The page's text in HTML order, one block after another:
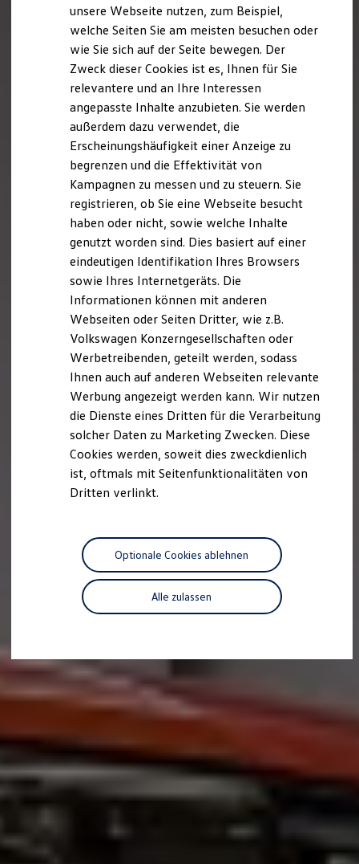
Nachhaltigkeit
Technologie
Kosten und Kauf
Kaufoptionen
E-Auto-Förderung
Software und Konnektivität
Die ID. Software 6
ID. Software Versionen und Updates
Digitale Extras
Schnittstellen zu Ihrem ID.
Hybridautos
Marke und Erlebnis
Volkswagen R und R Experience
R-Modelle
R Experience
Driving Experience
Volkswagen entdecken
Werkbesichtigung
Lifestyle Shop
T-Roc Kollektion
Golf Kollektion
ID. Kollektion
Volkswagen Kollektion
R-Kollektion
GTI Kollektion
Fußball Drop
we drive football
#wedriveproud
Besitzer und Service
Software Updates
Service und Ersatzteile
Motorenöl und Flüssigkeiten
Räder und Reifen
Pannen- und Unfallhilfe
Economy Service
Volkswagen Teile
Zubehör
Entertainment und Elektronik
Individualisieren
Wallbox und Ladekabel
Digitale Extras
Dienste für Ihr Modell finden
Handy und Fahrzeug verbinden
Updates für Software, Karten und Radio
Über Ihr Auto
Vorgängermodelle
Volkswagen Kundenbetreuung
Warn- und Kontrollleuchten
unsere Webseite nutzen, zum Beispiel,
welche Seiten Sie am meisten besuchen oder
wie Sie sich auf der Seite bewegen. Der
Zweck dieser Cookies ist es, Ihnen für Sie
relevantere und an Ihre Interessen
angepasste Inhalte anzubieten. Sie werden
außerdem dazu verwendet, die
Erscheinungshäufigkeit einer Anzeige zu
begrenzen und die Effektivität von
Kampagnen zu messen und zu steuern. Sie
registrieren, ob Sie eine Webseite besucht
haben oder nicht, sowie welche Inhalte
genutzt worden sind. Dies basiert auf einer
eindeutigen Identifikation Ihres Browsers
sowie Ihres Internetgeräts. Die
Informationen können mit anderen
Webseiten oder Seiten Dritter, wie z.B.
Volkswagen Konzerngesellschaften oder
Werbetreibenden, geteilt werden, sodass
Ihnen auch auf anderen Webseiten relevante
Werbung angezeigt werden kann. Wir nutzen
die Dienste eines Dritten für die Verarbeitung
solcher Daten zu Marketing Zwecken. Diese
Cookies werden, soweit dies zweckdienlich
ist, oftmals mit Seitenfunktionalitäten von
Dritten verlinkt.
Alle zulassen
Optionale Cookies ablehnen